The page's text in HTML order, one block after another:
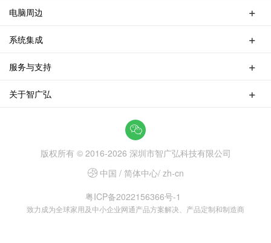
无线AP
无线网卡
4G UFI
4G天线
电脑周边
蓝牙适配器
多功能转换器
视频转换器
系统集成
家用有线网络覆盖集成
服务与支持
联系智广弘
关于智广弘
版权所有 © 2016-2026 深圳市智广弘科技有限公司
中国 / 简体中心/ zh-cn
粤ICP备2022156366号-1
致力成为全球家用及中小企业网通产品方案解决、产品定制和制造商